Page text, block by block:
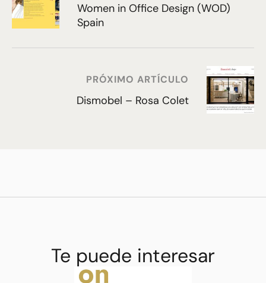
Women in Office Design (WOD)
Spain
PRÓXIMO ARTÍCULO
Dismobel – Rosa Colet
Te puede interesar